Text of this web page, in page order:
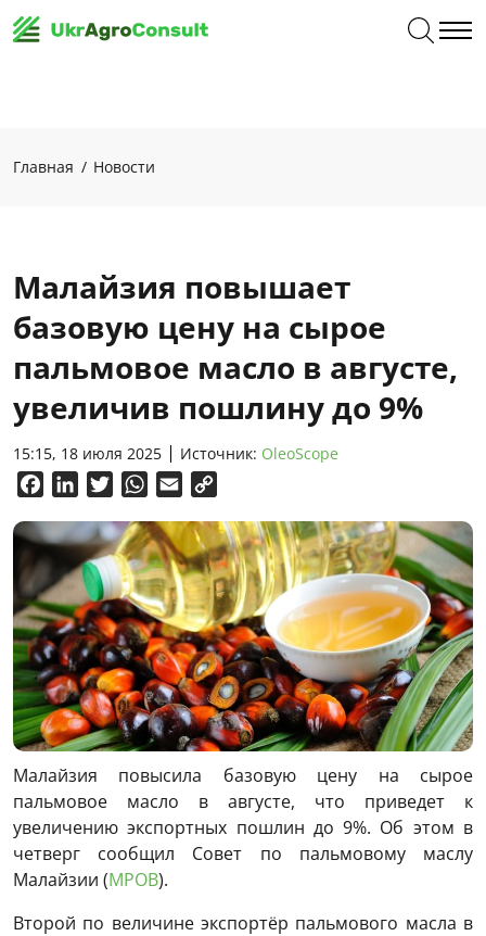
Главная Новости
Малайзия повышает
базовую цену на сырое
пальмовое масло в августе,
увеличив пошлину до 9%
15:15, 18 июля 2025 Источник: OleoScope
FacebookLinkedInTwitterWhatsApp
Email
Малайзия повысила базовую цену на сырое
пальмовое масло в августе, что приведет к
увеличению экспортных пошлин до 9%. Об этом в
четверг сообщил Совет по пальмовому маслу
Малайзии (MPOB).
Второй по величине экспортёр пальмового масла в